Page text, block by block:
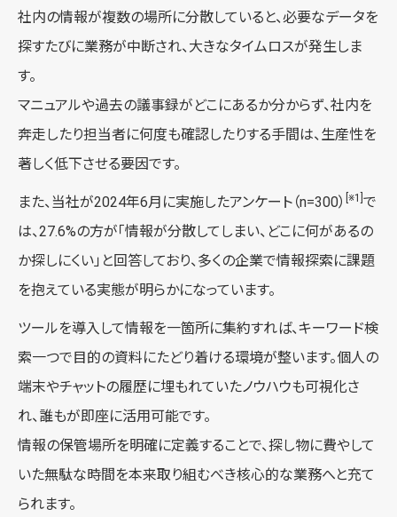
社内の情報が複数の場所に分散していると、必要なデータを
探すたびに業務が中断され、大きなタイムロスが発生しま
す。
マニュアルや過去の議事録がどこにあるか分からず、社内を
奔走したり担当者に何度も確認したりする手間は、生産性を
著しく低下させる要因です。
また、当社が2024年6月に実施したアンケート（n=300） [※1] で
は、27.6%の方が「情報が分散してしまい、どこに何があるの
か探しにくい」と回答しており、多くの企業で情報探索に課題
を抱えている実態が明らかになっています。
ツールを導入して情報を一箇所に集約すれば、キーワード検
索一つで目的の資料にたどり着ける環境が整います。個人の
端末やチャットの履歴に埋もれていたノウハウも可視化さ
れ、誰もが即座に活用可能です。
情報の保管場所を明確に定義することで、探し物に費やして
いた無駄な時間を本来取り組むべき核心的な業務へと充て
られます。